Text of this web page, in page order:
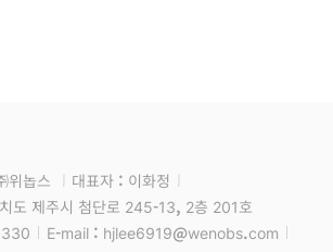
위놉스
대표자 : 이화정
도 제주시 첨단로 245-13, 2층 201호
E-mail : hjlee6919@wenobs.com